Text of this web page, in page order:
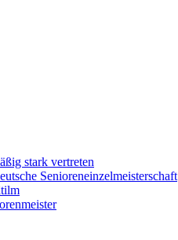
stark vertreten
Senioreneinzelmeisterschaft